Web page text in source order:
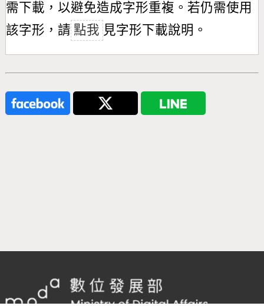
需下載，以避免造成字形重複。若仍需使用
該字形，請 點我 見字形下載說明。